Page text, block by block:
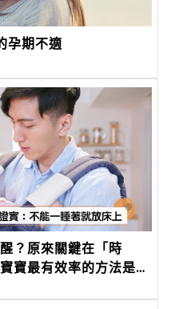
孕期不適
？原來關鍵在「時
寶最有效率的方法是這